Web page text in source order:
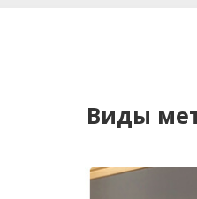
Виды